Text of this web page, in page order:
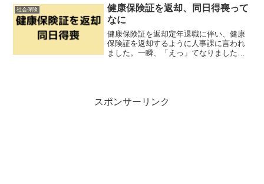
まえた年金制度の機能強化を図る観点か
ら、働き方や男女...
社会保険
健康保険証を返却、同日得喪って
なに
健康保険証を返却定年退職に伴い、健康
保険証を返却するように人事課に言われ
ました。一瞬、「えっ」てなりました。
スポンサーリンク